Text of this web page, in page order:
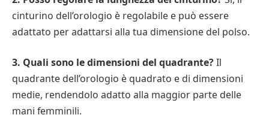
cinturino dell’orologio è regolabile e può essere
adattato per adattarsi alla tua dimensione del polso.
3. Quali sono le dimensioni del quadrante?Il
quadrante dell’orologio è quadrato e di dimensioni
medie, rendendolo adatto alla maggior parte delle
mani femminili.